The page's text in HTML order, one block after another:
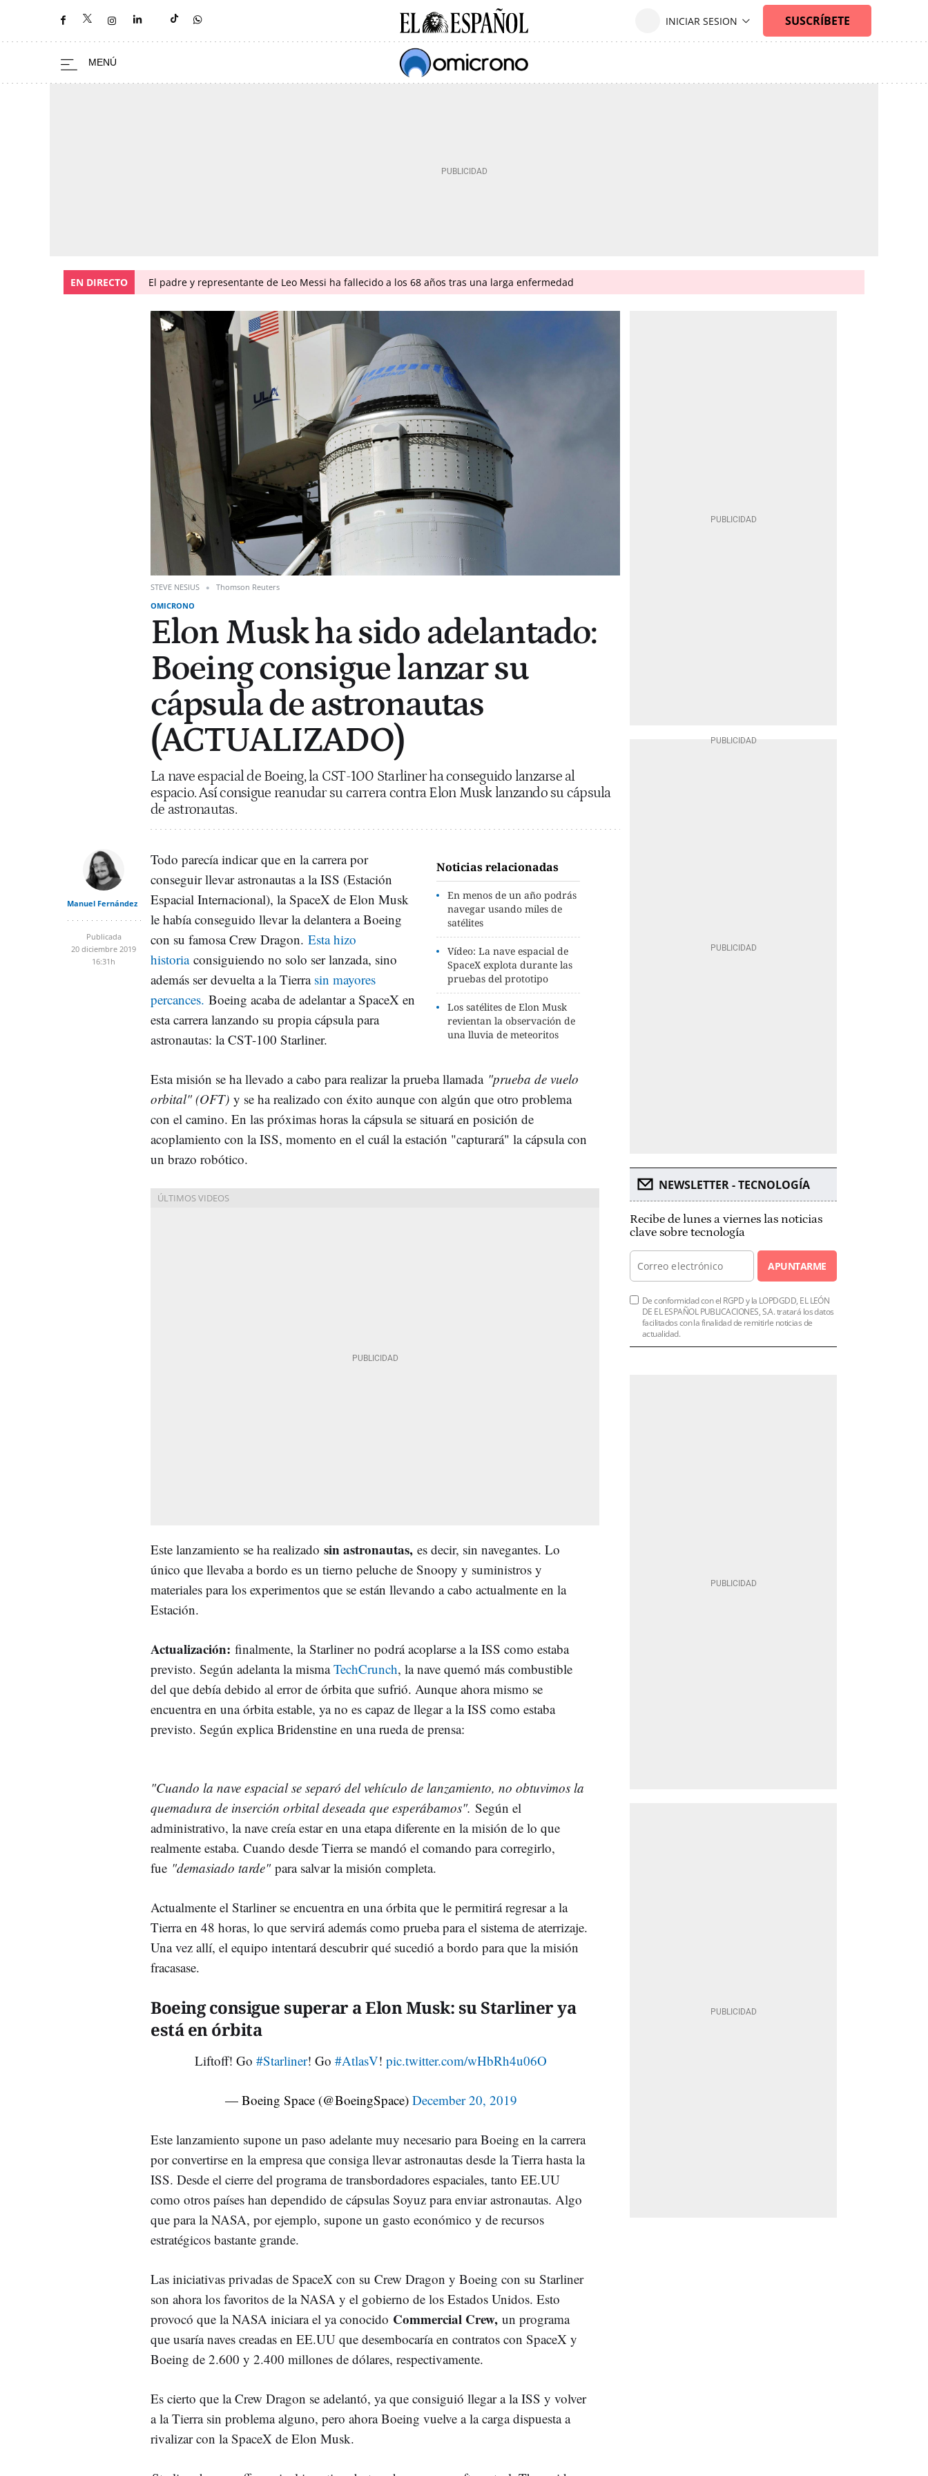
EN DIRECTO El padre y representante de Leo Messi ha fallecido a los 68 años tras una larga enfermedad
STEVE NESIUS
Thomson Reuters
OMICRONO
Elon Musk ha sido adelantado:
Boeing consigue lanzar su
cápsula de astronautas
(ACTUALIZADO)
La nave espacial de Boeing, la CST-100 Starliner ha conseguido lanzarse al
espacio. Así consigue reanudar su carrera contra Elon Musk lanzando su cápsula
de astronautas.
Manuel Fernández
Publicada
20 diciembre 2019
16:31h
Noticias relacionadas
En menos de un año podrás
navegar usando miles de
satélites
Vídeo: La nave espacial de
SpaceX explota durante las
pruebas del prototipo
Los satélites de Elon Musk
revientan la observación de
una lluvia de meteoritos
Todo parecía indicar que en la carrera por
conseguir llevar astronautas a la ISS (Estación
Espacial Internacional), la SpaceX de Elon Musk
le había conseguido llevar la delantera a Boeing
con su famosa Crew Dragon. Esta hizo
historiaconsiguiendo no solo ser lanzada, sino
además ser devuelta a la Tierra sin mayores
percances. Boeing acaba de adelantar a SpaceX en
esta carrera lanzando su propia cápsula para
astronautas: la CST-100 Starliner.
Esta misión se ha llevado a cabo para realizar la prueba llamada "prueba de vuelo
orbital" (OFT) y se ha realizado con éxito aunque con algún que otro problema
con el camino. En las próximas horas la cápsula se situará en posición de
acoplamiento con la ISS, momento en el cuál la estación "capturará" la cápsula con
un brazo robótico.
Este lanzamiento se ha realizado sin astronautas, es decir, sin navegantes. Lo
único que llevaba a bordo es un tierno peluche de Snoopy y suministros y
materiales para los experimentos que se están llevando a cabo actualmente en la
Estación.
Actualización: finalmente, la Starliner no podrá acoplarse a la ISS como estaba
previsto. Según adelanta la mismaTechCrunch, la nave quemó más combustible
del que debía debido al error de órbita que sufrió. Aunque ahora mismo se
encuentra en una órbita estable, ya no es capaz de llegar a la ISS como estaba
previsto. Según explica Bridenstine en una rueda de prensa:
"Cuando la nave espacial se separó del vehículo de lanzamiento, no obtuvimos la
quemadura de inserción orbital deseada que esperábamos". Según el
administrativo, la nave creía estar en una etapa diferente en la misión de lo que
realmente estaba. Cuando desde Tierra se mandó el comando para corregirlo,
fue "demasiado tarde" para salvar la misión completa.
Actualmente el Starliner se encuentra en una órbita que le permitirá regresar a la
Tierra en 48 horas, lo que servirá además como prueba para el sistema de aterrizaje.
Una vez allí, el equipo intentará descubrir qué sucedió a bordo para que la misión
fracasase.
Boeing consigue superar a Elon Musk: su Starliner ya
está en órbita
Liftoff! Go#Starliner! Go#AtlasV!pic.twitter.com/wHbRh4u06O
— Boeing Space (@BoeingSpace) December 20, 2019
Este lanzamiento supone un paso adelante muy necesario para Boeing en la carrera
por convertirse en la empresa que consiga llevar astronautas desde la Tierra hasta la
ISS. Desde el cierre del programa de transbordadores espaciales, tanto EE.UU
como otros países han dependido de cápsulas Soyuz para enviar astronautas. Algo
que para la NASA, por ejemplo, supone un gasto económico y de recursos
estratégicos bastante grande.
Las iniciativas privadas de SpaceX con su Crew Dragon y Boeing con su Starliner
son ahora los favoritos de la NASA y el gobierno de los Estados Unidos. Esto
provocó que la NASA iniciara el ya conocido Commercial Crew, un programa
que usaría naves creadas en EE.UU que desembocaría en contratos con SpaceX y
Boeing de 2.600 y 2.400 millones de dólares, respectivamente.
Es cierto que la Crew Dragon se adelantó, ya que consiguió llegar a la ISS y volver
a la Tierra sin problema alguno, pero ahora Boeing vuelve a la carga dispuesta a
rivalizar con la SpaceX de Elon Musk.
NEWSLETTER - TECNOLOGÍA
Recibe de lunes a viernes las noticias
clave sobre tecnología
APUNTARME
De conformidad con el RGPD y la LOPDGDD, EL LEÓN
DE EL ESPAÑOL PUBLICACIONES, S.A. tratará los datos
facilitados con la finalidad de remitirle noticias de
actualidad.